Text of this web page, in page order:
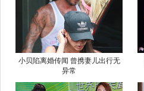
小贝陷离婚传闻 曾携妻儿出行无
异常